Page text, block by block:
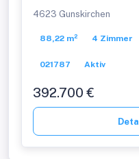
4623 Gunskirchen
88,22 m² 4 Zimmer
021787 Aktiv
392.700 €